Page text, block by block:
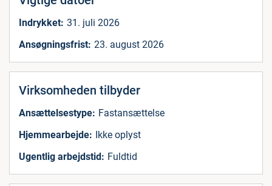
Indrykket: 31. juli 2026
Ansøgningsfrist: 23. august 2026
Virksomheden tilbyder
Ansættelsestype: Fastansættelse
Hjemmearbejde: Ikke oplyst
Ugentlig arbejdstid: Fuldtid